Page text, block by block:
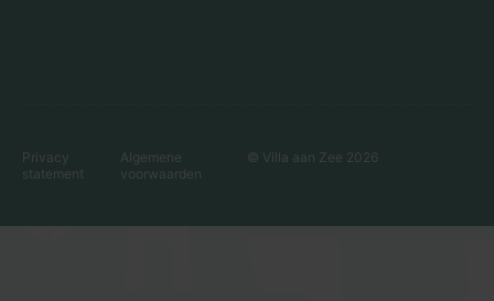
© Villa aan Zee 2026
Privacy
statement
Algemene
voorwaarden